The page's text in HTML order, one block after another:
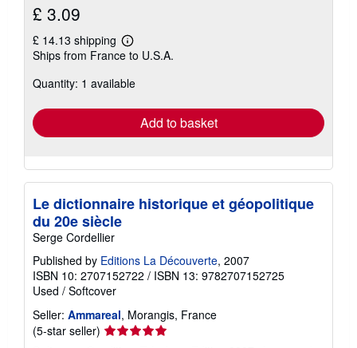
£ 3.09
£ 14.13 shipping
Learn
more
shipping
Ships from France to U.S.A.
Quantity: 1 available
Add to basket
Le dictionnaire historique et géopolitique
du 20e siècle
Serge Cordellier
Published by Editions La Découverte, 2007
ISBN 10: 2707152722 / ISBN 13: 9782707152725
Used / Softcover
Seller: Ammareal, Morangis, France
(5-star seller) Seller